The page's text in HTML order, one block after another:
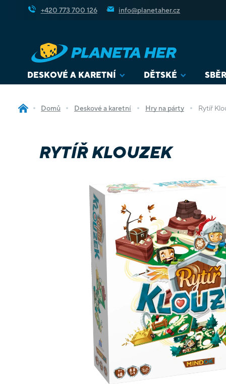
+420 773 700 126 info@planetaher.cz
DESKOVÉ A KARETNÍ DĚTSKÉ
Domů Deskové a karetní Hry na párty Rytíř
RYTÍŘ KLOUZEK